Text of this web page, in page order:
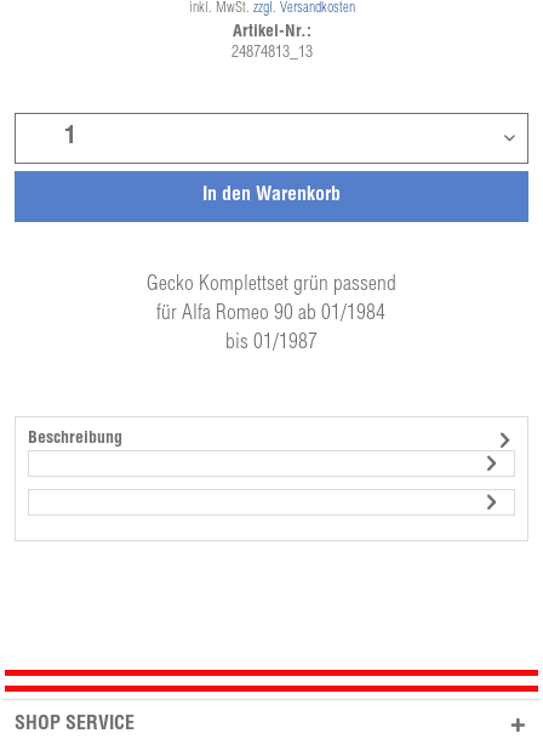
Gecko Komplettset grün passend
für Alfa Romeo 90 ab 01/1984
bis 01/1987
In den Warenkorb
inkl. MwSt. zzgl. Versandkosten
Artikel-Nr.:
24874813_13
Beschreibung
SHOP SERVICE